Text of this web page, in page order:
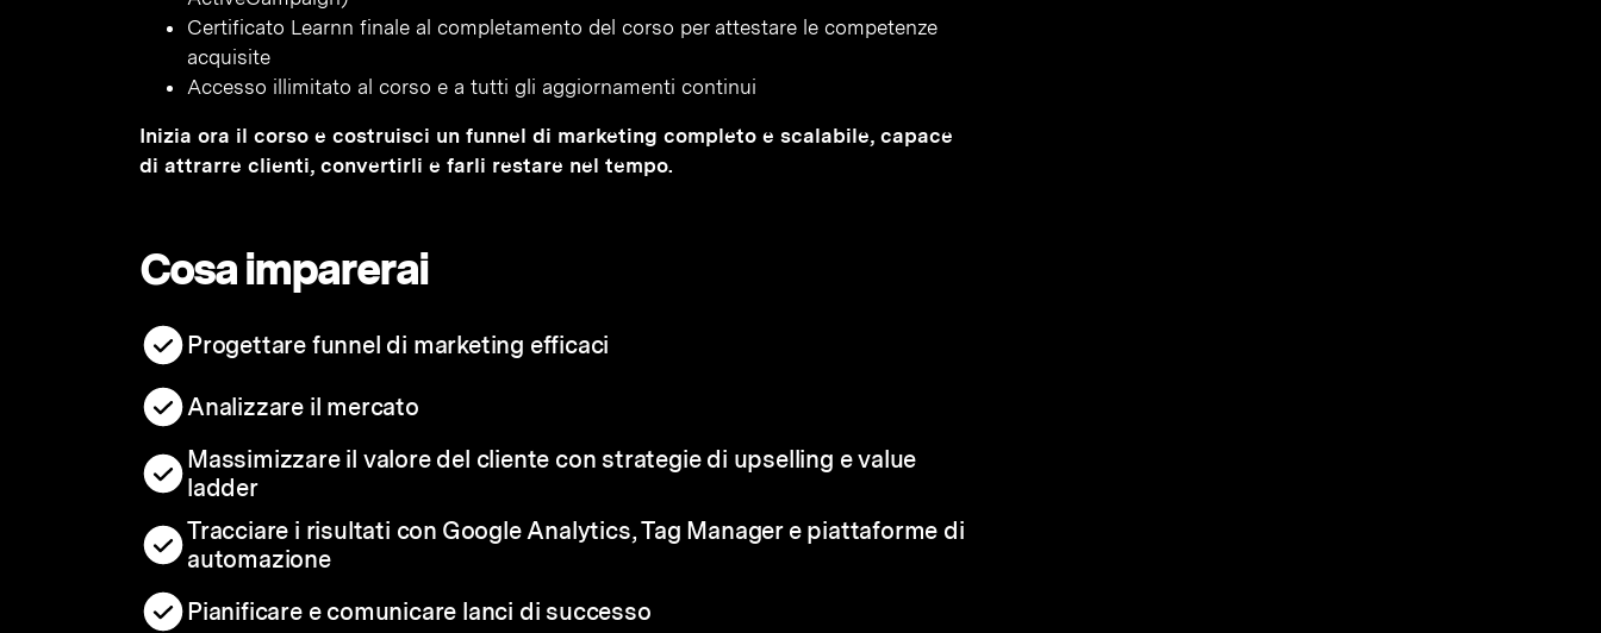
Certificato Learnn finale al completamento del corso per attestare le competenze
acquisite
Accesso illimitato al corso e a tutti gli aggiornamenti continui
Inizia ora il corso e costruisci un funnel di marketing completo e scalabile, capace
di attrarre clienti, convertirli e farli restare nel tempo.
Cosa imparerai
Progettare funnel di marketing efficaci
Analizzare il mercato
Massimizzare il valore del cliente con strategie di upselling e value
ladder
Tracciare i risultati con Google Analytics, Tag Manager e piattaforme di
automazione
Pianificare e comunicare lanci di successo